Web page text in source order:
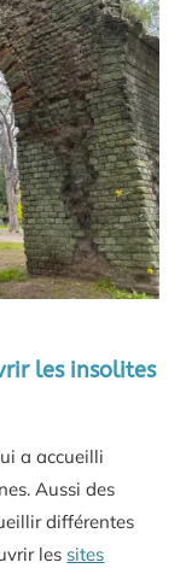
les insolites
a accueilli
Aussi des
différentes
les sites